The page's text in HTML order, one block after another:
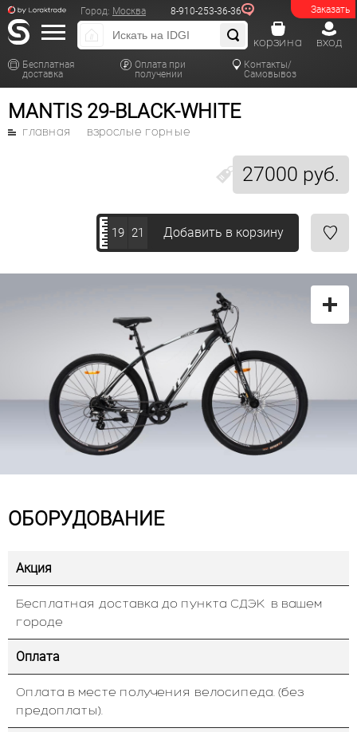
Заказать
Город: Москва 8-910-253-36-36
Бесплатная
доставка
Оплата при
получении
Контакты/
Самовывоз
вход
корзина
MANTIS 29-BLACK-WHITE
27000 руб.
главная взрослые горные
19 21 Добавить в корзину
ОБОРУДОВАНИЕ
Акция
Бесплатная доставка до пункта СДЭК в вашем
городе
Оплата
Оплата в месте получения велосипеда. (без
предоплаты).